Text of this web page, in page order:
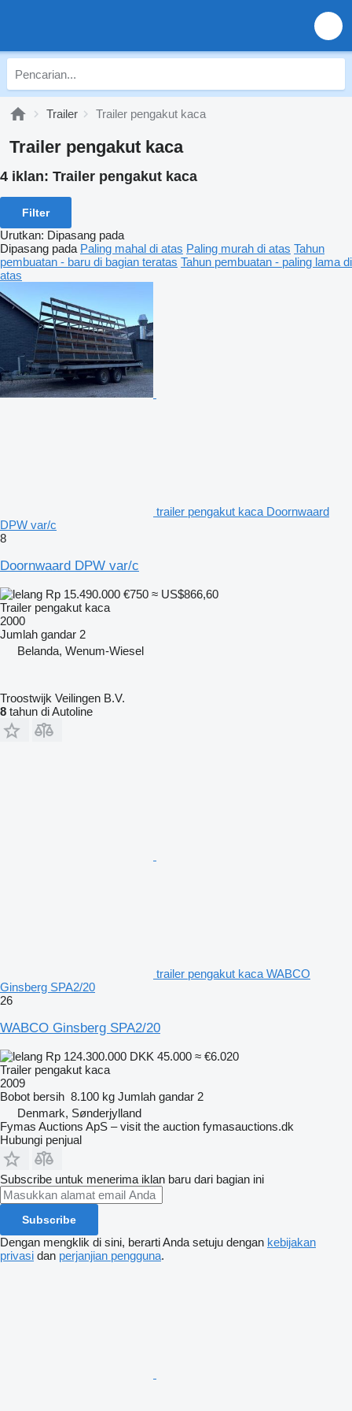
Trailer Trailer pengakut kaca
Trailer pengakut kaca
4 iklan: Trailer pengakut kaca
Filter
Urutkan: Dipasang pada
Dipasang pada Paling mahal di atas Paling murah di atas Tahun
pembuatan - baru di bagian teratas Tahun pembuatan - paling lama di
atas
trailer pengakut kaca Doornwaard
DPW var/c
8
Doornwaard DPW var/c
Rp 15.490.000 €750 ≈ US$866,60
Trailer pengakut kaca
2000
Jumlah gandar 2
Belanda, Wenum-Wiesel
Troostwijk Veilingen B.V.
8 tahun di Autoline
trailer pengakut kaca WABCO
Ginsberg SPA2/20
26
WABCO Ginsberg SPA2/20
Rp 124.300.000 DKK 45.000 ≈ €6.020
Trailer pengakut kaca
2009
Bobot bersih 8.100 kg Jumlah gandar 2
Denmark, Sønderjylland
Fymas Auctions ApS – visit the auction fymasauctions.dk
Hubungi penjual
Subscribe untuk menerima iklan baru dari bagian ini
Subscribe
Dengan mengklik di sini, berarti Anda setuju dengan kebijakan
privasi dan perjanjian pengguna.